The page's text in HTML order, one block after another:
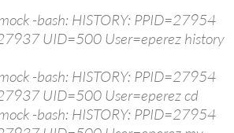
-bash: HISTORY: PPID=27954
UID=500 User=eperez history
-bash: HISTORY: PPID=27954
UID=500 User=eperez cd
-bash: HISTORY: PPID=27954